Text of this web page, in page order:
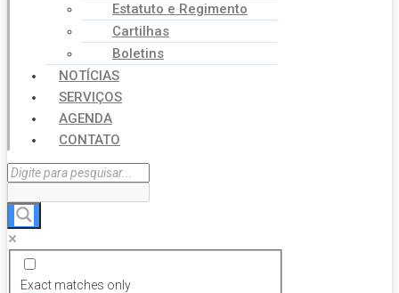
Estatuto e Regimento
Cartilhas
Boletins
NOTÍCIAS
SERVIÇOS
AGENDA
CONTATO
Exact matches only